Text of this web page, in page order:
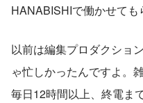
HANABISHIで働かせても
以前は編集プロダクショ
ゃ忙しかったんですよ。
毎日12時間以上、終電ま